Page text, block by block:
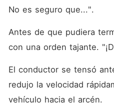
No es seguro que...".
Antes de que pudiera
con una orden tajante.
El conductor se tensó
redujo la velocidad
vehículo hacia el arcén.